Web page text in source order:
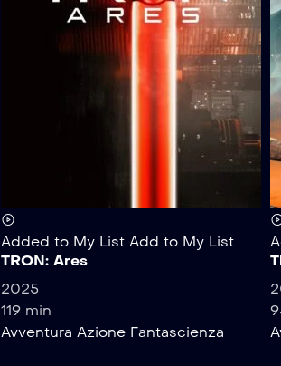
Added to My List Add to My List
TRON: Ares
2025
119 min
Avventura Azione Fantascienza